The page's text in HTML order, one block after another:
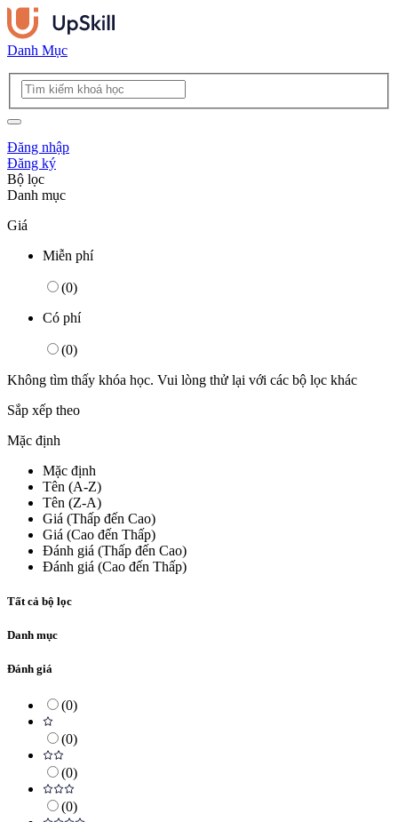
Danh Mục
Đăng nhập
Đăng ký
Bộ lọc
Danh mục
Giá
Miễn phí
(0)
Có phí
(0)
Không tìm thấy khóa học. Vui lòng thử lại với các bộ lọc khác
Sắp xếp theo
Mặc định
Mặc định
Tên (A-Z)
Tên (Z-A)
Giá (Thấp đến Cao)
Giá (Cao đến Thấp)
Đánh giá (Thấp đến Cao)
Đánh giá (Cao đến Thấp)
Tất cả bộ lọc
Danh mục
Đánh giá
(0)
(0)
(0)
(0)